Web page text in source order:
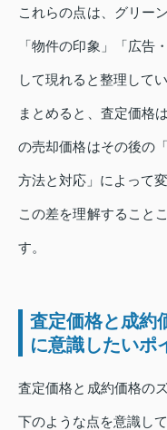
これらの点は、グリー
「物件の印象」「広告
して現れると整理してい
まとめると、査定価格
の売却価格はその後の
方法と対応」によって
この差を理解すること
す。
査定価格と成約
に意識したいポ
査定価格と成約価格の
下のような点を意識し